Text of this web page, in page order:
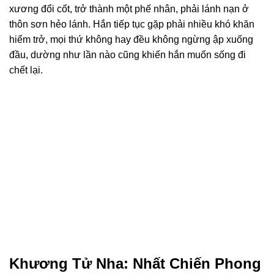
xương đổi cốt, trở thành một phế nhân, phải lánh nạn ở
thôn sơn hẻo lánh. Hắn tiếp tục gặp phải nhiều khó khăn
hiểm trở, mọi thứ không hay đều không ngừng ập xuống
đầu, dường như lần nào cũng khiến hắn muốn sống đi
chết lại.
Khương Tử Nha: Nhất Chiến Phong